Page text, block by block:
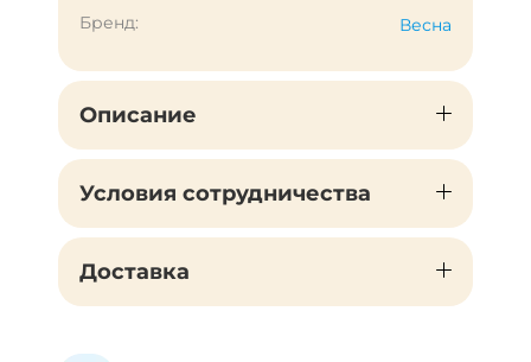
Бренд:
Весна
Описание
Условия сотрудничества
Доставка